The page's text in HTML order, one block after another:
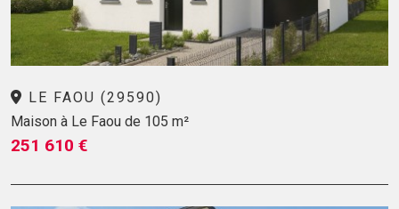
LE FAOU (29590)
Maison à Le Faou de 105 m²
251 610 €